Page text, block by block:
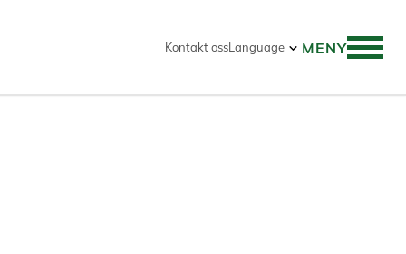
Kontakt ossLanguage MENY